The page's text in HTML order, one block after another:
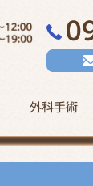
外科手術